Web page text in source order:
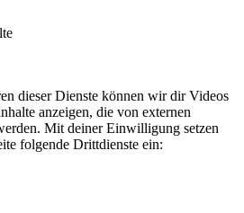
dieser Dienste können wir dir Videos
anzeigen, die von externen
Mit deiner Einwilligung setzen
folgende Drittdienste ein: